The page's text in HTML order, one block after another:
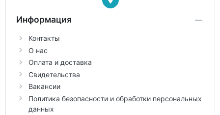
Информация
Контакты
О нас
Оплата и доставка
Свидетельства
Вакансии
Политика безопасности и обработки персональных
данных